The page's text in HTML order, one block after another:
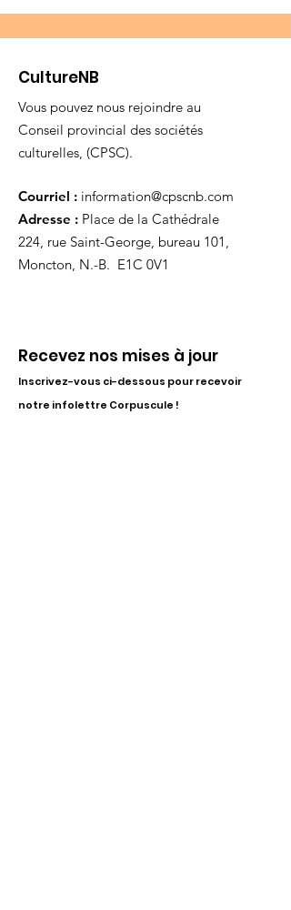
CultureNB
Vous pouvez nous rejoindre au
Conseil provincial des sociétés
culturelles, (CPSC).
Courriel : information@cpscnb.com
Adresse : Place de la Cathédrale
224, rue Saint-George, bureau 101,
Moncton, N.-B. E1C 0V1
Recevez nos mises à jour
Inscrivez-vous ci-dessous pour recevoir
notre infolettre Corpuscule !